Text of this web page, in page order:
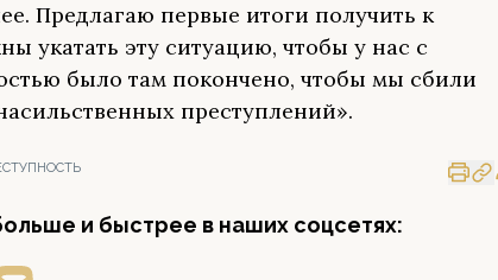
Предлагаю первые итоги получить к
укатать эту ситуацию, чтобы у нас с
было там покончено, чтобы мы сбили
преступлений».
и быстрее в наших соцсетях: